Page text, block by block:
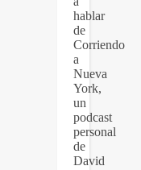
hablar
de
Corriendo
a
Nueva
York,
un
podcast
personal
de
David